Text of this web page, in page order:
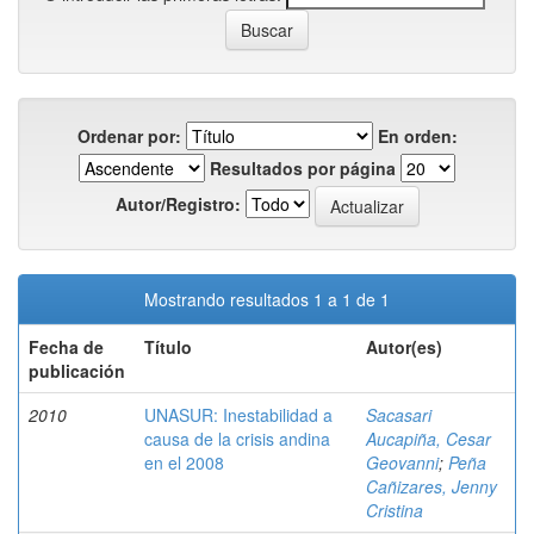
Ordenar por:
En orden:
Resultados por página
Autor/Registro:
Mostrando resultados 1 a 1 de 1
Fecha de
publicación
Título Autor(es)
2010
UNASUR: Inestabilidad a
causa de la crisis andina
en el 2008
Sacasari
Aucapiña, Cesar
Geovanni; Peña
Cañizares, Jenny
Cristina